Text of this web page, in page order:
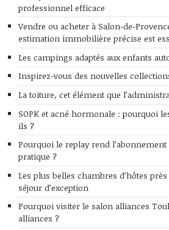
professionnel efficace
Vendre ou acheter à Salon-de-
estimation immobilière précise est
Les campings adaptés aux enfants
Inspirez-vous des nouvelles
La toiture, cet élément que
SOPK et acné hormonale : pourquoi
ils ?
Pourquoi le replay rend
pratique ?
Les plus belles chambres d’hôtes
séjour d’exception
Pourquoi visiter le salon alliances
alliances ?